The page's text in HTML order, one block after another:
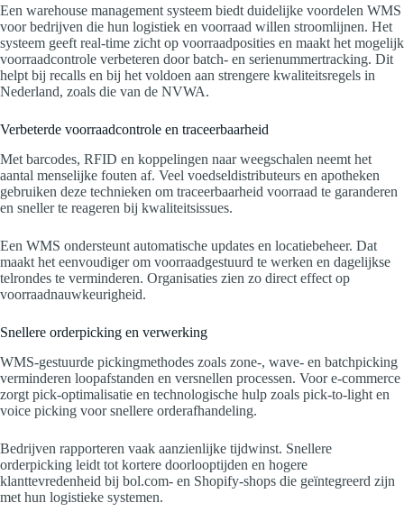
Een warehouse management systeem biedt duidelijke voordelen WMS
voor bedrijven die hun logistiek en voorraad willen stroomlijnen. Het
systeem geeft real-time zicht op voorraadposities en maakt het mogelijk
voorraadcontrole verbeteren door batch- en serienummertracking. Dit
helpt bij recalls en bij het voldoen aan strengere kwaliteitsregels in
Nederland, zoals die van de NVWA.
Verbeterde voorraadcontrole en traceerbaarheid
Met barcodes, RFID en koppelingen naar weegschalen neemt het
aantal menselijke fouten af. Veel voedseldistributeurs en apotheken
gebruiken deze technieken om traceerbaarheid voorraad te garanderen
en sneller te reageren bij kwaliteitsissues.
Een WMS ondersteunt automatische updates en locatiebeheer. Dat
maakt het eenvoudiger om voorraadgestuurd te werken en dagelijkse
telrondes te verminderen. Organisaties zien zo direct effect op
voorraadnauwkeurigheid.
Snellere orderpicking en verwerking
WMS-gestuurde pickingmethodes zoals zone-, wave- en batchpicking
verminderen loopafstanden en versnellen processen. Voor e-commerce
zorgt pick-optimalisatie en technologische hulp zoals pick-to-light en
voice picking voor snellere orderafhandeling.
Bedrijven rapporteren vaak aanzienlijke tijdwinst. Snellere
orderpicking leidt tot kortere doorlooptijden en hogere
klanttevredenheid bij bol.com- en Shopify-shops die geïntegreerd zijn
met hun logistieke systemen.